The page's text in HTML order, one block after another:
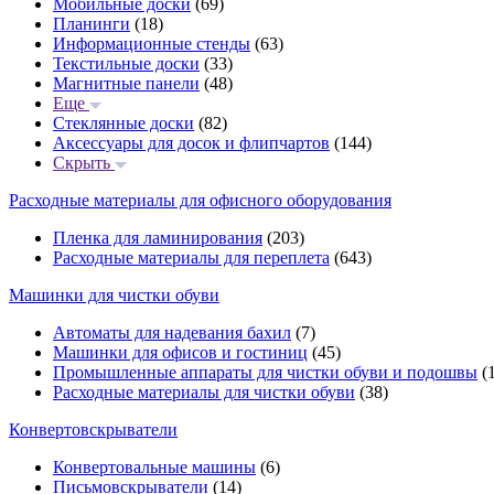
Мобильные доски (69)
Планинги (18)
Информационные стенды (63)
Текстильные доски (33)
Магнитные панели (48)
Еще
Стеклянные доски (82)
Аксессуары для досок и флипчартов (144)
Скрыть
Расходные материалы для офисного оборудования
Пленка для ламинирования (203)
Расходные материалы для переплета (643)
Машинки для чистки обуви
Автоматы для надевания бахил (7)
Машинки для офисов и гостиниц (45)
Промышленные аппараты для чистки обуви и подошвы
Расходные материалы для чистки обуви (38)
Конвертовскрыватели
Конвертовальные машины (6)
Письмовскрыватели (14)